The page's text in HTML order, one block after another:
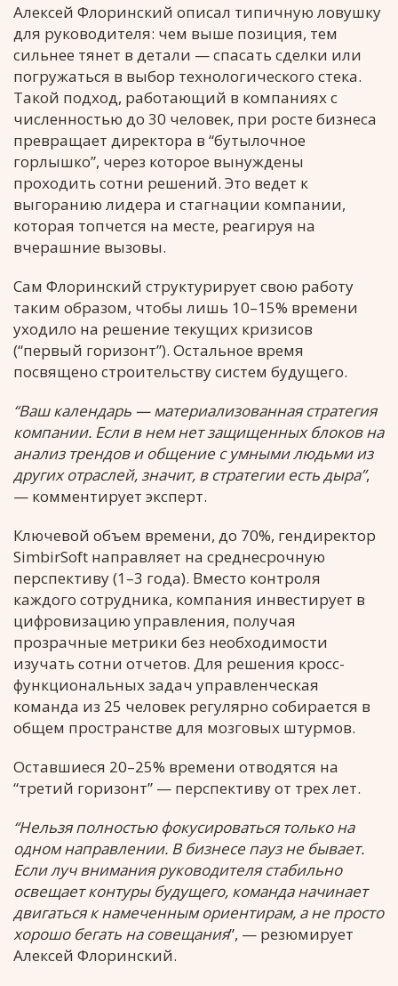
Алексей Флоринский описал типичную ловушку
для руководителя: чем выше позиция, тем
сильнее тянет в детали — спасать сделки или
погружаться в выбор технологического стека.
Такой подход, работающий в компаниях с
численностью до 30 человек, при росте бизнеса
превращает директора в “бутылочное
горлышко”, через которое вынуждены
проходить сотни решений. Это ведет к
выгоранию лидера и стагнации компании,
которая топчется на месте, реагируя на
вчерашние вызовы.
Сам Флоринский структурирует свою работу
таким образом, чтобы лишь 10–15% времени
уходило на решение текущих кризисов
(“первый горизонт”). Остальное время
посвящено строительству систем будущего.
“Ваш календарь — материализованная стратегия
компании. Если в нем нет защищенных блоков на
анализ трендов и общение с умными людьми из
других отраслей, значит, в стратегии есть дыра”,
— комментирует эксперт.
Ключевой объем времени, до 70%, гендиректор
SimbirSoft направляет на среднесрочную
перспективу (1–3 года). Вместо контроля
каждого сотрудника, компания инвестирует в
цифровизацию управления, получая
прозрачные метрики без необходимости
изучать сотни отчетов. Для решения кросс-
функциональных задач управленческая
команда из 25 человек регулярно собирается в
общем пространстве для мозговых штурмов.
Оставшиеся 20–25% времени отводятся на
“третий горизонт” — перспективу от трех лет.
“Нельзя полностью фокусироваться только на
одном направлении. В бизнесе пауз не бывает.
Если луч внимания руководителя стабильно
освещает контуры будущего, команда начинает
двигаться к намеченным ориентирам, а не просто
хорошо бегать на совещания”, — резюмирует
Алексей Флоринский.